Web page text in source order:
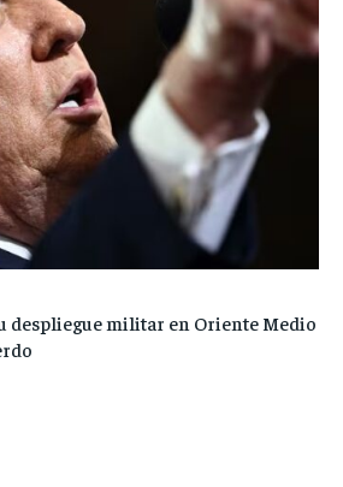
despliegue militar en Oriente Medio